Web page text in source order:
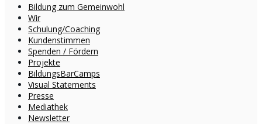
Bildung zum Gemeinwohl
Wir
Schulung/Coaching
Kundenstimmen
Spenden / Fördern
Projekte
BildungsBarCamps
Visual Statements
Presse
Mediathek
Newsletter